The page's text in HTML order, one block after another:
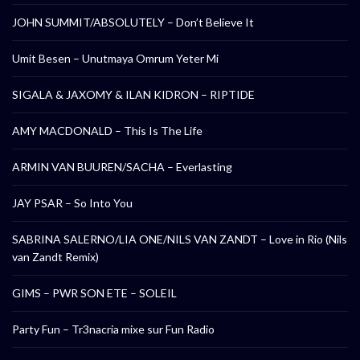
JOHN SUMMIT/ABSOLUTELY – Don’t Believe It
Umit Besen – Unutmaya Omrum Yeter Mi
SIGALA & JAXOMY & ILAN KIDRON – RIPTIDE
AMY MACDONALD – This Is The Life
ARMIN VAN BUUREN/SACHA – Everlasting
JAY PSAR – So Into You
SABRINA SALERNO/LIA ONE/NILS VAN ZANDT – Love in Rio (Nils
van Zandt Remix)
GIMS – PWR SON ETE – SOLEIL
Party Fun – Tr3nacria mixe sur Fun Radio